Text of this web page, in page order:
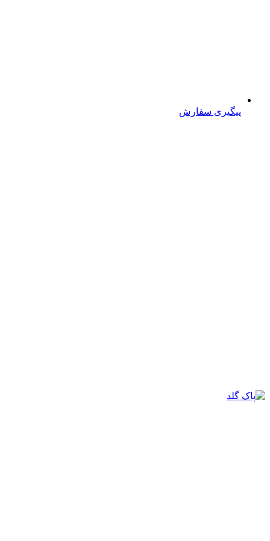
پیگیری سفارش